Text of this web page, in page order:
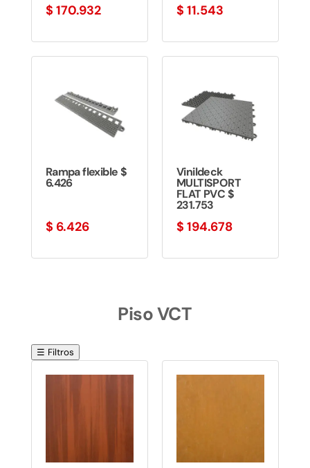
$ 170.932 $ 11.543
Rampa flexible $
6.426
$ 6.426
Vinildeck
MULTISPORT
FLAT PVC $
231.753
$ 194.678
Piso VCT
☰ Filtros